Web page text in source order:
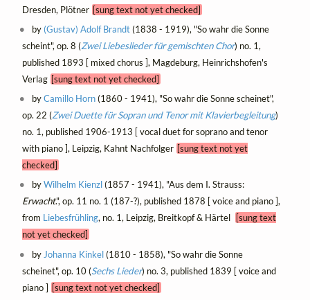
Dresden, Plötner [sung text not yet checked]
by (Gustav) Adolf Brandt(1838 - 1919), "So wahr die Sonne
scheint", op. 8 (Zwei Liebeslieder für gemischten Chor) no. 1,
published 1893 [ mixed chorus ], Magdeburg, Heinrichshofen's
Verlag [sung text not yet checked]
byCamillo Horn(1860 - 1941), "So wahr die Sonne scheinet",
op. 22 (Zwei Duette für Sopran und Tenor mit Klavierbegleitung)
no. 1, published 1906-1913 [ vocal duet for soprano and tenor
with piano ], Leipzig, Kahnt Nachfolger [sung text not yet
checked]
byWilhelm Kienzl(1857 - 1941), "Aus dem I. Strauss:
Erwacht.", op. 11 no. 1 (187-?), published 1878 [ voice and piano ],
from Liebesfrühling, no. 1, Leipzig, Breitkopf & Härtel
[sung text
not yet checked]
by Johanna Kinkel(1810 - 1858), "So wahr die Sonne
scheinet", op. 10 (Sechs Lieder) no. 3, published 1839 [ voice and
piano ] [sung text not yet checked]